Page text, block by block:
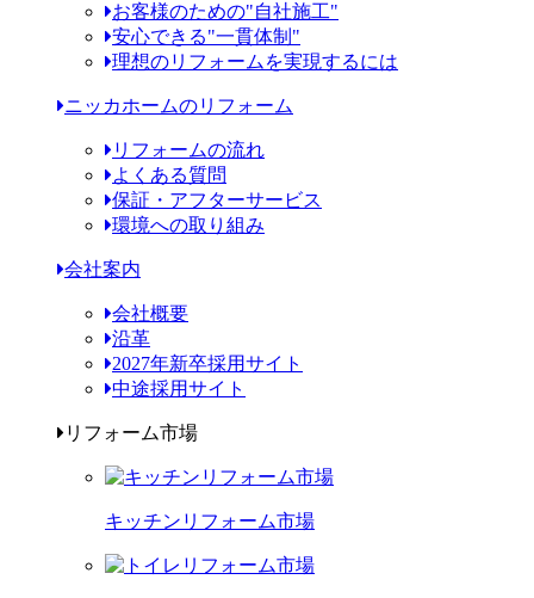
お客様のための"自社施工"
安心できる"一貫体制"
理想のリフォームを実現するには
ニッカホームのリフォーム
リフォームの流れ
よくある質問
保証・アフターサービス
環境への取り組み
会社案内
会社概要
沿革
2027年新卒採用サイト
中途採用サイト
リフォーム市場
キッチンリフォーム市場